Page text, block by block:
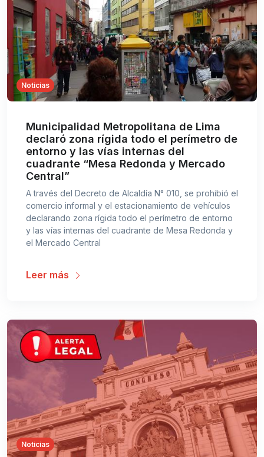
Noticias
Municipalidad Metropolitana de Lima
declaró zona rígida todo el perímetro de
entorno y las vías internas del
cuadrante “Mesa Redonda y Mercado
Central”
A través del Decreto de Alcaldía N° 010, se prohibió el
comercio informal y el estacionamiento de vehículos
declarando zona rígida todo el perímetro de entorno
y las vías internas del cuadrante de Mesa Redonda y
el Mercado Central
Leer más
Noticias